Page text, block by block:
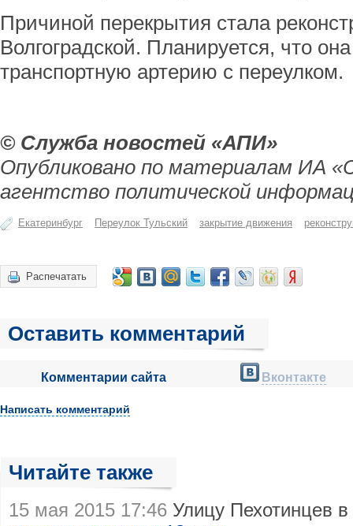
Причиной перекрытия стала
Волгоградской. Планируется, что
транспортную артерию с переулком.
© Служба новостей «АПИ»
Опубликовано по материалам ИА
агентство политической
Екатеринбург Переулок Тульский закрытие движения
Распечатать
Оставить комментарий
Комментарии сайта Вконтакте
Написать комментарий
Читайте также
15 мая 2015 17:46 Улицу Пехотинцев